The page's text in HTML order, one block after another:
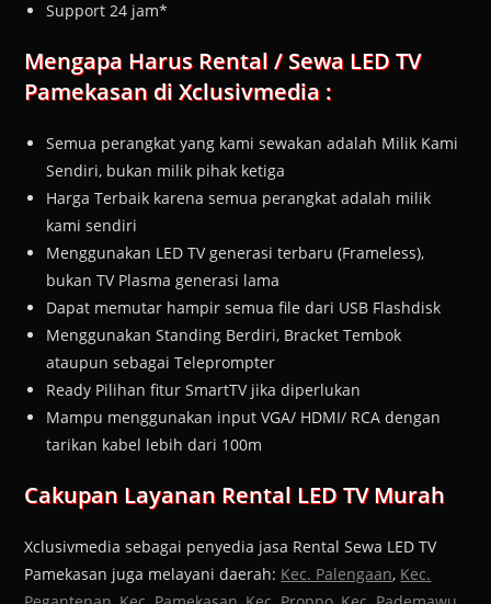
Support 24 jam*
Mengapa Harus Rental / Sewa LED TV
Pamekasan di Xclusivmedia :
Semua perangkat yang kami sewakan adalah Milik Kami
Sendiri, bukan milik pihak ketiga
Harga Terbaik karena semua perangkat adalah milik
kami sendiri
Menggunakan LED TV generasi terbaru (Frameless),
bukan TV Plasma generasi lama
Dapat memutar hampir semua file dari USB Flashdisk
Menggunakan Standing Berdiri, Bracket Tembok
ataupun sebagai Teleprompter
Ready Pilihan fitur SmartTV jika diperlukan
Mampu menggunakan input VGA/ HDMI/ RCA dengan
tarikan kabel lebih dari 100m
Cakupan Layanan Rental LED TV Murah
Xclusivmedia sebagai penyedia jasa Rental Sewa LED TV
Pamekasan juga melayani daerah: Kec. Palengaan, Kec.